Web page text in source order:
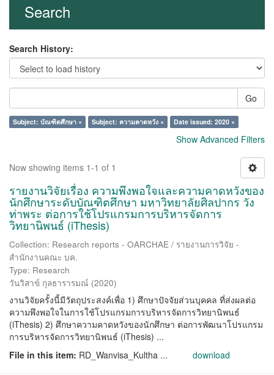
Search
Search History:
Go
Subject: บัณฑิตศึกษา × Subject: ความคาดหวัง × Date issued: 2020 ×
Show Advanced Filters
Now showing items 1-1 of 1
รายงานวิจัยเรื่อง ความพึงพอใจและความคาดหวังของ
นักศึกษาระดับบัณฑิตศึกษา มหาวิทยาลัยศิลปากร วัง
ท่าพระ ต่อการใช้โปรแกรมการบริหารจัดการ
วิทยานิพนธ์ (iThesis)
Collection: Research reports - OARCHAE / รายงานการวิจัย -
สำนักงานคณะ บค.
Type: Research
วันวิสาข์ กุลธารารมณ์ (2020)
งานวิจัยครั้งนี้มีวัตถุประสงค์เพื่อ 1) ศึกษาปัจจัยส่วนบุคคล ที่ส่งผลต่อ
ความพึงพอใจในการใช้โปรแกรมการบริหารจัดการวิทยานิพนธ์
(iThesis) 2) ศึกษาความคาดหวังของนักศึกษา ต่อการพัฒนาโปรแกรม
การบริหารจัดการวิทยานิพนธ์ (iThesis) ...
File in this item: RD_Wanvisa_Kultha ... download